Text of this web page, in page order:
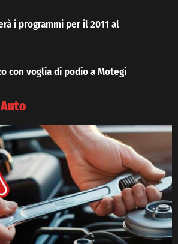
i programmi per il 2011 al
con voglia di podio a Motegi
Auto